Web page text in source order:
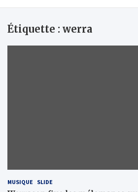
Étiquette : werra
MUSIQUE SLIDE